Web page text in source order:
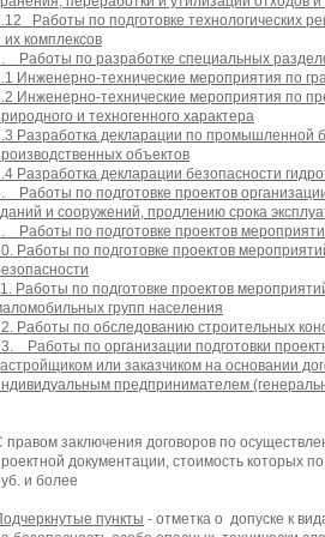
Работы по подготовке технологических
их комплексов
Работы по разработке специальных
Инженерно-технические мероприятия по
Инженерно-технические мероприятия по
и техногенного характера
Разработка декларации по промышленной
объектов
Разработка декларации безопасности
Работы по подготовке проектов
и сооружений, продлению срока
Работы по подготовке проектов
Работы по подготовке проектов
Работы по подготовке проектов
групп населения
Работы по обследованию строительных
Работы по организации подготовки
или заказчиком на основании
предпринимателем
правом заключения договоров по
документации, стоимость которых
и более
пункты - отметка о допуске к